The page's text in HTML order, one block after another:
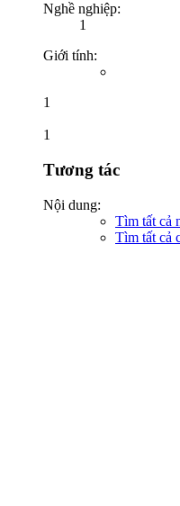
Nghề nghiệp:
1
Giới tính:
1
1
Tương tác
Nội dung:
Tìm tất cả
Tìm tất cả